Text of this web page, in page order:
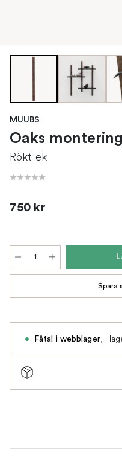
MUUBS
Oaks
Rökt ek
750 kr
Spara
Fåtal i webblager, I